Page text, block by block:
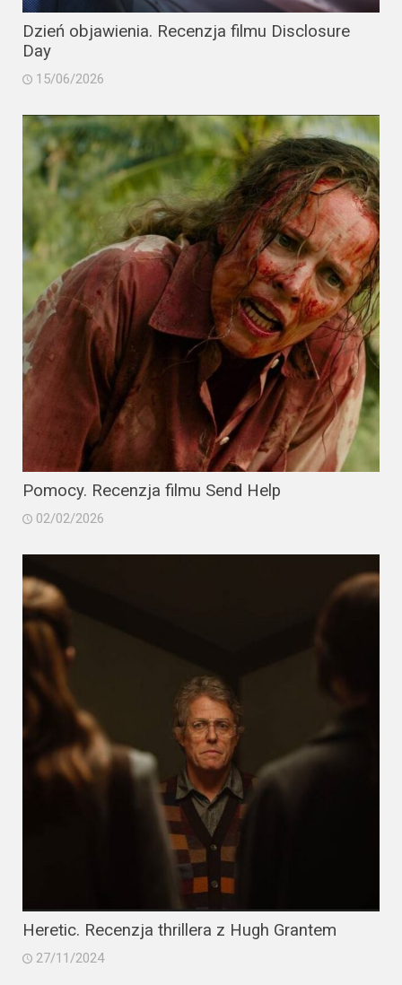
Dzień objawienia. Recenzja filmu Disclosure
Day
15/06/2026
Pomocy. Recenzja filmu Send Help
02/02/2026
Heretic. Recenzja thrillera z Hugh Grantem
27/11/2024